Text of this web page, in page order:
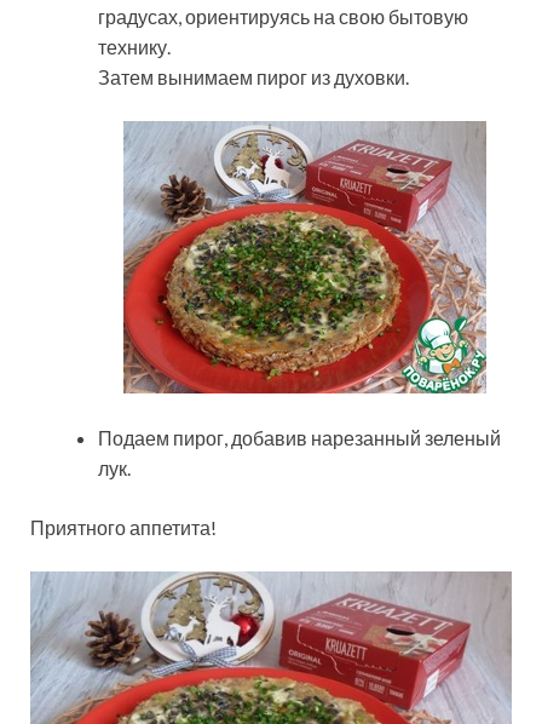
градусах, ориентируясь на свою бытовую
технику.
Затем вынимаем пирог из духовки.
Подаем пирог, добавив нарезанный зеленый
лук.
Приятного аппетита!